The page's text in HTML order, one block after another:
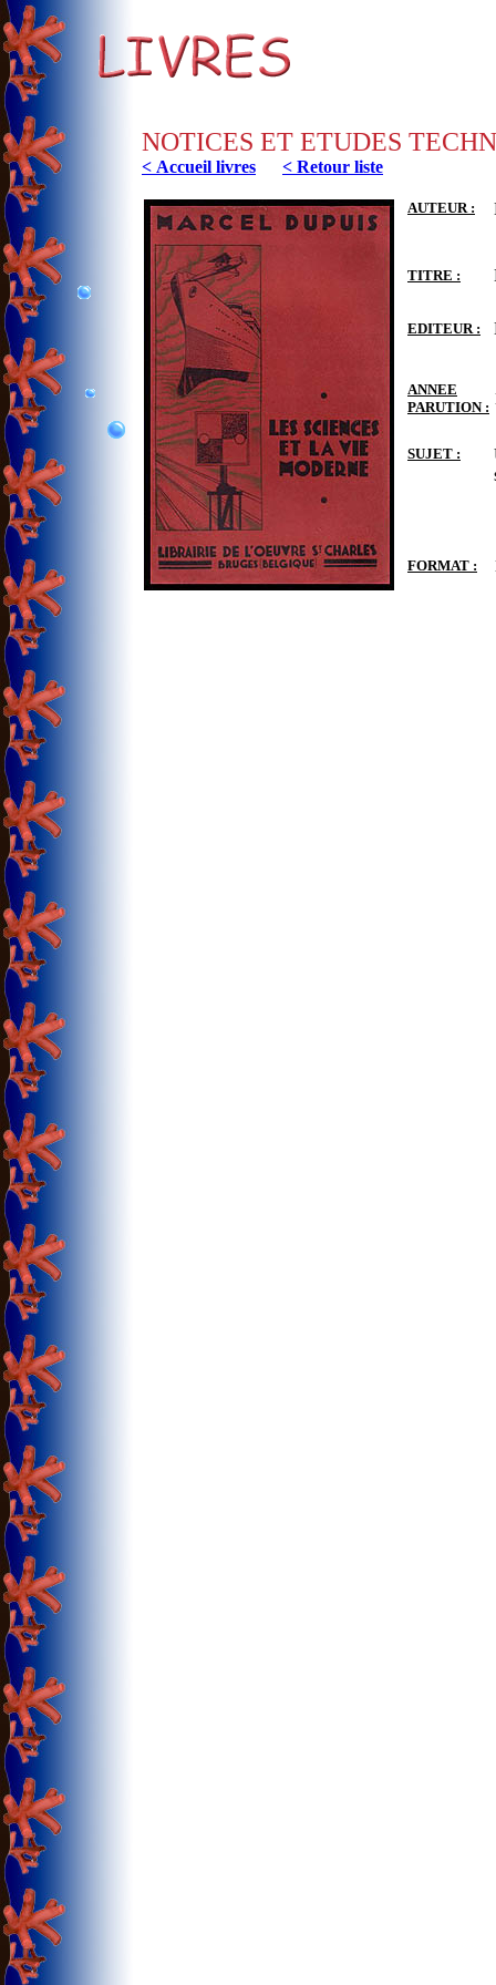
NOTICES ET ETUDES
< Accueil livres < Retour liste
AUTEUR :
TITRE :
EDITEUR :
ANNEE
PARUTION :
SUJET :
FORMAT :